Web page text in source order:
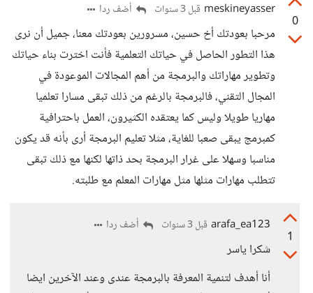
0
meskineyasser قبل 3 سنوات أضف ردا
مرحبا بعودتك أخ حسين، مسرورين بعودتك معنا، جميل أن نرى
هذا التطور الحاصل في حياتك التعلمية فأنت اخترت بناء حياتك
وتطوير مهاراتك والبرمجة من أهم المجالات الموعودة في
المجال التقني، فالبرمجة بالرغم من ذلك تبقى مسارا تعلميا
مهاريا طويلا وليس كما يعتقده الكثيرون، العمل باحترافية
كمبرمج يبقى صعبا للغاية، مثلا تعليم البرمجة أرى بأنه قد يكون
مناسبا وسهلا على غرار البرمجة بحد ذاتها لكنها مع ذلك تبقى
تتطلب مهارات مثلها مثل مهارات المعلم مع طلبته.
1
arafa_ea123 قبل 3 سنوات أضف ردا
شكرا ياسر
أنا أهدف لتنمية المعرفة بالبرمجة عندى وعند الآخرين ايضا